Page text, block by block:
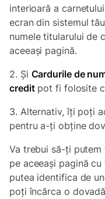
interioară a
ecran din sistemul
numele titularului de
aceeași pagină.
2. Și Cardurile de
creditpot fi folosite
3. Alternativ, îți poți
pentru a-ți obține
Va trebui să-ți
pe aceeași pagină
putea identifica de
poți încărca o